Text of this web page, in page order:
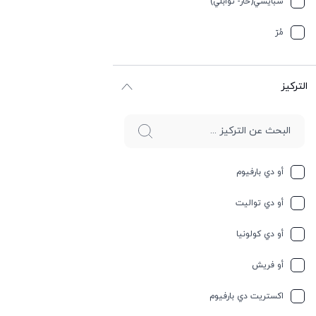
جوز الهند
حامِض
مُرّ
التركيز
أو دي بارفيوم
أو دي تواليت
أو دي كولونيا
أو فريش
اكستريت دي بارفيوم